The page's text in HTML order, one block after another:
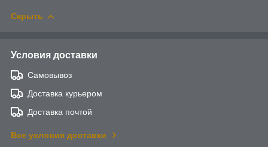
Скрыть
Условия доставки
Самовывоз
Доставка курьером
Доставка почтой
Все условия доставки